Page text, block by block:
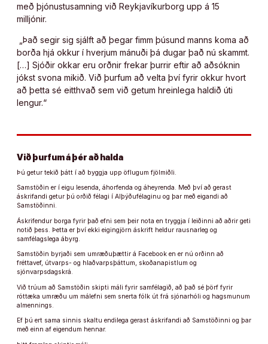
með þjónustusamning við Reykjavíkurborg upp á 15
milljónir.
„Það segir sig sjálft að þegar fimm þúsund manns koma að
borða hjá okkur í hverjum mánuði þá dugar það nú skammt.
[…] Sjóðir okkar eru orðnir frekar þurrir eftir að aðsóknin
jókst svona mikið. Við þurfum að velta því fyrir okkur hvort
að þetta sé eitthvað sem við getum hreinlega haldið úti
lengur.“
Við þurfum á þér að halda
Þú getur tekið þátt í að byggja upp öflugum fjölmiðli.
Samstöðin er í eigu lesenda, áhorfenda og áheyrenda. Með því að gerast
áskrifandi getur þú orðið félagi í Alþýðufélaginu og þar með eigandi að
Samstöðinni.
Áskrifendur borga fyrir það efni sem þeir nota en tryggja í leiðinni að aðrir geti
notið þess. Þetta er því ekki eigingjörn áskrift heldur rausnarleg og
samfélagslega ábyrg.
Samstöðin byrjaði sem umræðuþættir á Facebook en er nú orðinn að
fréttavef, útvarps- og hlaðvarpsþáttum, skoðanapistlum og
sjónvarpsdagskrá.
Við trúum að Samstöðin skipti máli fyrir samfélagið, að það sé þörf fyrir
róttæka umræðu um málefni sem snerta fólk út frá sjónarhóli og hagsmunum
almennings.
Ef þú ert sama sinnis skaltu endilega gerast áskrifandi að Samstöðinni og þar
með einn af eigendum hennar.